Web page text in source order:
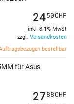
bestellbar
2450CHF
inkl. 8.1% MwSt
zzgl. Versandkosten
für Asus
2788CHF